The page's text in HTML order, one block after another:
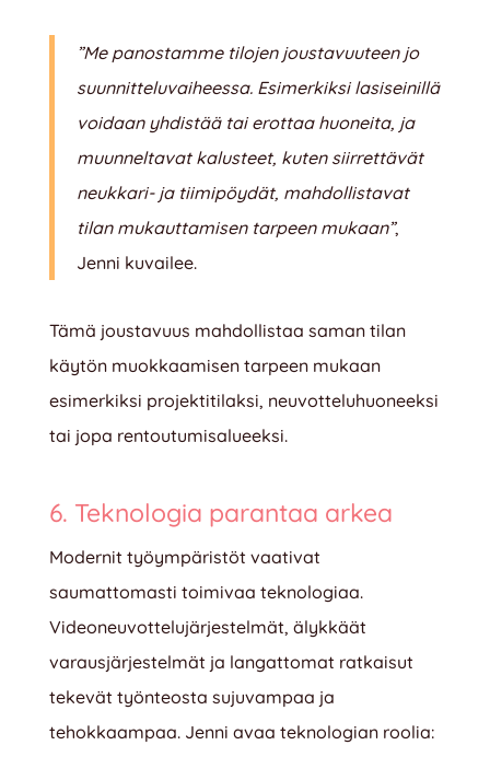
”Me panostamme tilojen joustavuuteen jo
suunnitteluvaiheessa. Esimerkiksi lasiseinillä
voidaan yhdistää tai erottaa huoneita, ja
muunneltavat kalusteet, kuten siirrettävät
neukkari- ja tiimipöydät, mahdollistavat
tilan mukauttamisen tarpeen mukaan”,
Jenni kuvailee.
Tämä joustavuus mahdollistaa saman tilan
käytön muokkaamisen tarpeen mukaan
esimerkiksi projektitilaksi, neuvotteluhuoneeksi
tai jopa rentoutumisalueeksi.
6. Teknologia parantaa arkea
Modernit työympäristöt vaativat
saumattomasti toimivaa teknologiaa.
Videoneuvottelujärjestelmät, älykkäät
varausjärjestelmät ja langattomat ratkaisut
tekevät työnteosta sujuvampaa ja
tehokkaampaa. Jenni avaa teknologian roolia: